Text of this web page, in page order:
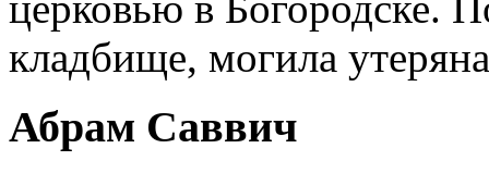
кладбище, могила
Абрам Саввич